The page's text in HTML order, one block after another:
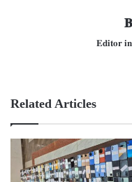
𝐄𝐝𝐢𝐭𝐨𝐫
Related Articles